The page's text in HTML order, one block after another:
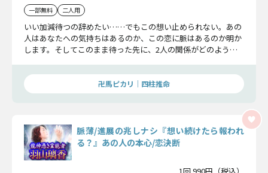
一部無料 二人用
いい加減待つの辞めたい……でもこの想い止められない。あの
人はあなたへの気持ちはあるのか、この恋に脈はあるのか明か
します。そしてこのまま待った先に、2人の関係がどのように
卍馬ピカリ｜四柱推命
脈薄/進展の兆しナシ『想い続けたら報われ
る？』あの人の本心/恋決断